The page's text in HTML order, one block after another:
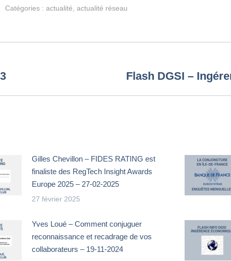
Catégories : actualité actualité réseau
Flash DGSI –
Gilles Chevillon – FIDES RATING est
finaliste des RegTech Insight Awards
Europe 2025 – 27-02-2025
27 février 2025
Yves Loué – Comment conjuguer
reconnaissance et recadrage de vos
collaborateurs – 19-11-2024